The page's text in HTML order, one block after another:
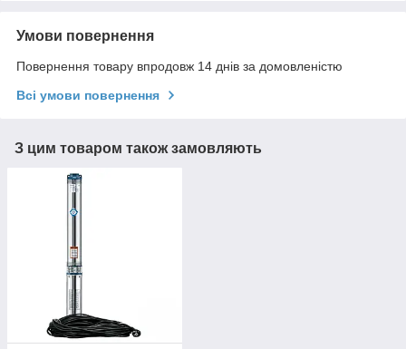
Умови повернення
Повернення товару впродовж 14 днів за домовленістю
Всі умови повернення
З цим товаром також замовляють